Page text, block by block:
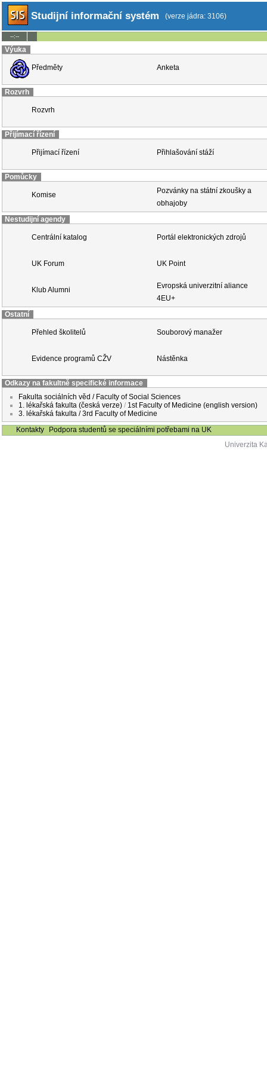
Studijní informační systém (verze jádra: 3106)
--:--
Výuka
Předměty Anketa
Rozvrh
Rozvrh
Přijímací řízení
Přijímací řízení Přihlašování stáží
Pomůcky
Komise
Pozvánky na státní zkoušky a
obhajoby
Nestudijní agendy
Centrální katalog Portál elektronických zdrojů
UK Forum UK Point
Klub Alumni
Evropská univerzitní aliance
4EU+
Ostatní
Přehled školitelů Souborový manažer
Evidence programů CŽV Nástěnka
Odkazy na fakultně specifické informace
Fakulta sociálních věd / Faculty of Social Sciences
1. lékařská fakulta (česká verze) / 1st Faculty of Medicine (english version)
3. lékařská fakulta / 3rd Faculty of Medicine
Kontakty
Podpora studentů se speciálními potřebami na UK
Univerzita